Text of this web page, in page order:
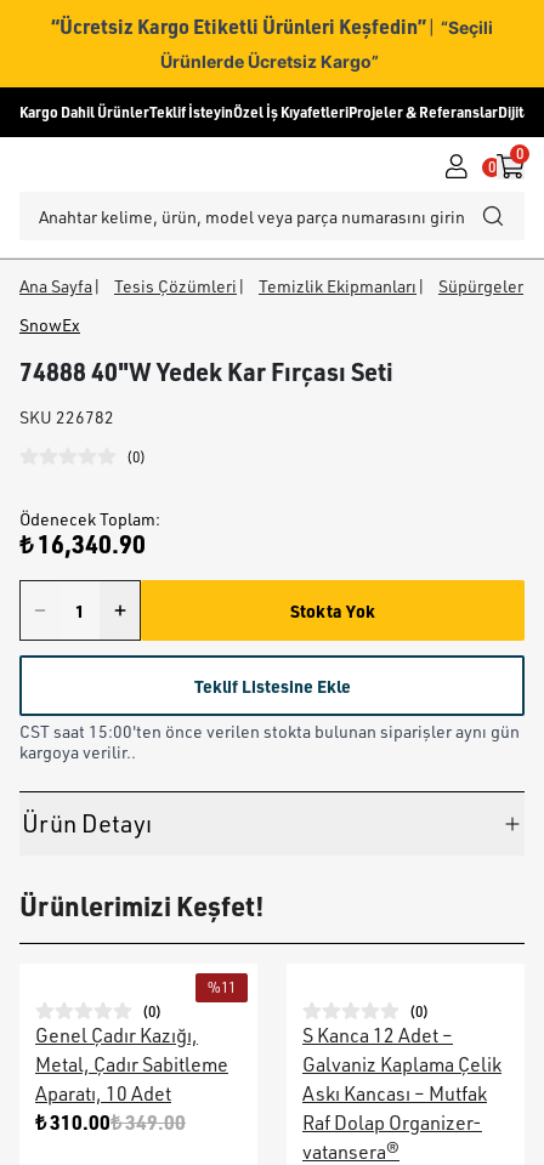
“Ücretsiz Kargo Etiketli Ürünleri Keşfedin” | “Seçili
Ürünlerde Ücretsiz Kargo”
Kargo Dahil ÜrünlerTeklif İsteyinÖzel İş KıyafetleriProjeler & ReferanslarDijital
0
0
Ana Sayfa| Tesis Çözümleri | Temizlik Ekipmanları |
Süpürgeler
SnowEx
74888 40"W Yedek Kar Fırçası Seti
SKU 226782
(0)
Ödenecek Toplam:
₺ 16,340.90
Stokta Yok
Teklif Listesine Ekle
CST saat 15:00'ten önce verilen stokta bulunan siparişler aynı gün
kargoya verilir..
Ürün Detayı
Ürünlerimizi Keşfet!
%11
(0)
Genel Çadır Kazığı,
Metal, Çadır Sabitleme
Aparatı, 10 Adet
₺ 310.00₺ 349.00
(0)
S Kanca 12 Adet –
Galvaniz Kaplama Çelik
Askı Kancası – Mutfak
Raf Dolap Organizer-
vatansera®